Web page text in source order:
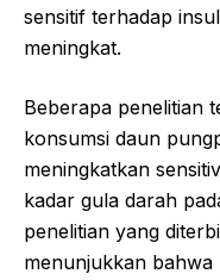
sensitif terhadap
meningkat.
Beberapa penelitian
konsumsi daun
meningkatkan
kadar gula darah
penelitian yang
menunjukkan